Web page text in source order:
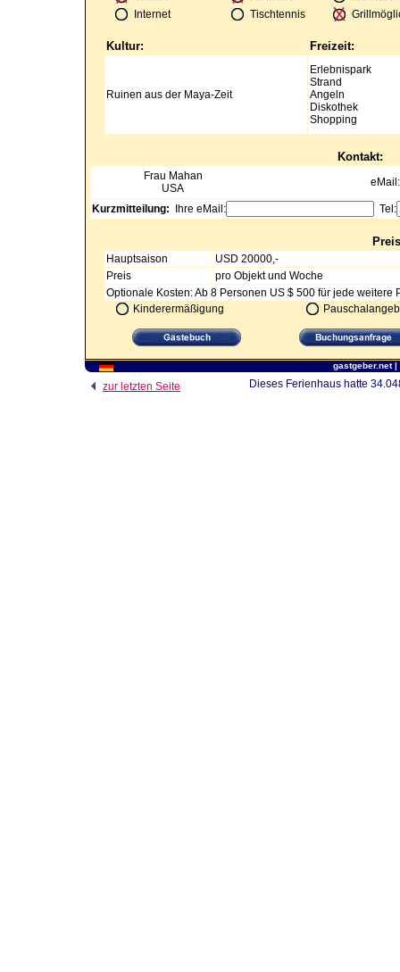
Internet
Tischtennis
Kultur: Freizeit:
Ruinen aus der Maya-Zeit
Erlebnispark
Strand
Angeln
Diskothek
Shopping
Kontakt:
Frau Mahan
USA
Kurzmitteilung: Ihre eMail: Tel:
Hauptsaison
USD 20000,-
Preis
pro Objekt und Woche
Optionale Kosten: Ab 8 Personen US $ 500 für jede weitere
Kinderermäßigung
gastgeber.net|
zur letzten Seite Dieses Ferienhaus hatte